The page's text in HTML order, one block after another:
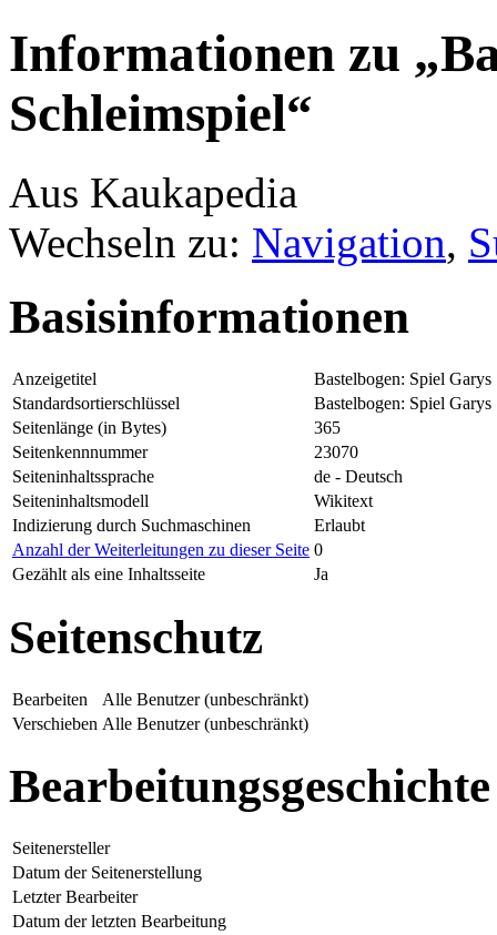
Informationen zu
Schleimspiel“
Aus Kaukapedia
Wechseln zu: Navigation,
Basisinformationen
Anzeigetitel
Bastelbogen: Spiel Garys
Standardsortierschlüssel
Bastelbogen: Spiel Garys
Seitenlänge (in Bytes)
365
Seitenkennnummer
23070
Seiteninhaltssprache
de - Deutsch
Seiteninhaltsmodell
Wikitext
Indizierung durch Suchmaschinen
Erlaubt
Anzahl der Weiterleitungen zu dieser Seite 0
Gezählt als eine Inhaltsseite
Ja
Seitenschutz
Bearbeiten
Alle Benutzer (unbeschränkt)
Verschieben Alle Benutzer (unbeschränkt)
Bearbeitungsgeschichte
Seitenersteller
Datum der Seitenerstellung
Letzter Bearbeiter
Datum der letzten Bearbeitung